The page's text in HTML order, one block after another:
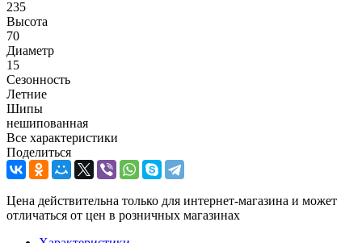
235
Высота
70
Диаметр
15
Сезонность
Летние
Шипы
нешипованная
Все характеристики
Поделиться
Цена действительна только для интернет-магазина и может
отличаться от цен в розничных магазинах